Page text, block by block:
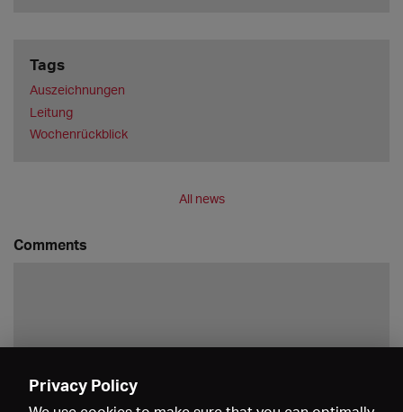
Tags
Auszeichnungen
Leitung
Wochenrückblick
All news
Comments
Privacy Policy